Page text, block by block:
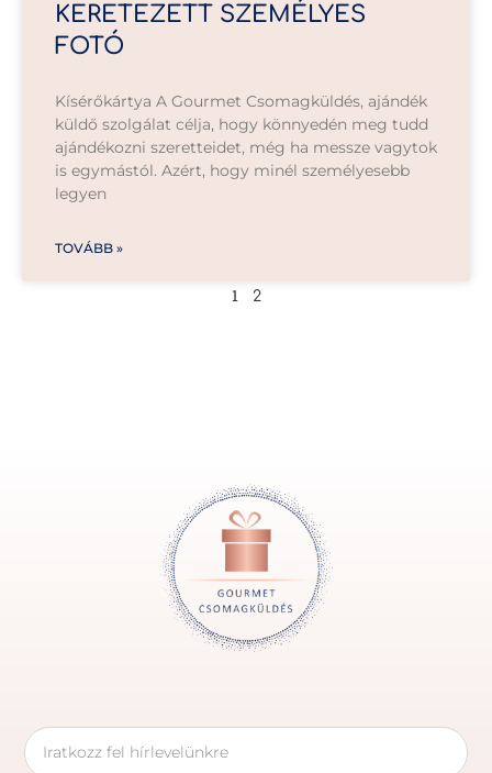
KERETEZETT SZEMÉLYES
FOTÓ
Kísérőkártya A Gourmet Csomagküldés, ajándék
küldő szolgálat célja, hogy könnyedén meg tudd
ajándékozni szeretteidet, még ha messze vagytok
is egymástól. Azért, hogy minél személyesebb
legyen
TOVÁBB »
1 2